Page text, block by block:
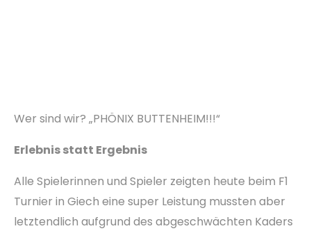
Wer sind wir? „PHÖNIX BUTTENHEIM!!!“
Erlebnis statt Ergebnis
Alle Spielerinnen und Spieler zeigten heute beim F1
Turnier in Giech eine super Leistung mussten aber
letztendlich aufgrund des abgeschwächten Kaders